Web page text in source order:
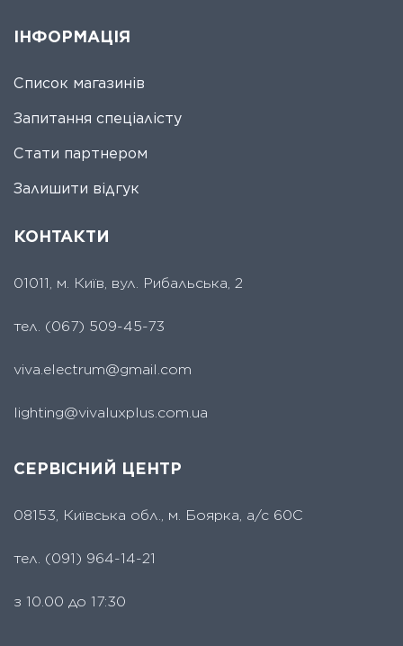
ІНФОРМАЦІЯ
Список магазинів
Запитання спеціалісту
Стати партнером
Залишити відгук
КОНТАКТИ
01011, м. Київ, вул. Рибальська, 2
тел. (067) 509-45-73
viva.electrum@gmail.com
lighting@vivaluxplus.com.ua
СЕРВІСНИЙ ЦЕНТР
08153, Київська обл., м. Боярка, а/с 60С
тел. (091) 964-14-21
з 10.00 до 17:30